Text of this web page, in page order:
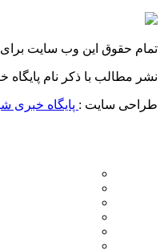
تمام حقوق این وب سایت
نشر مطالب با ذکر نام پایگاه
طراحی سایت : پایگاه خبری